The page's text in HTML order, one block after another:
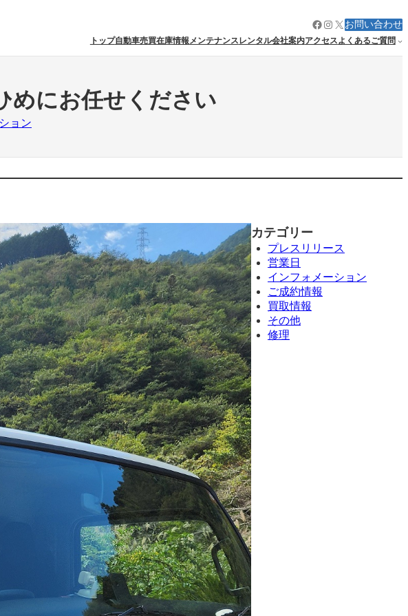
Facebook
Instagram
X お問い合わせ
トップ自動車売買在庫情報メンテナンス レンタル会社案内アクセスよくあるご質問
めにお任せください
ョン
カテゴリー
プレスリリース
営業日
インフォメーション
ご成約情報
買取情報
その他
修理